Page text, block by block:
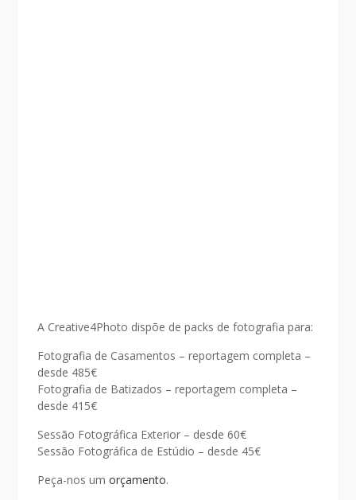
A Creative4Photo dispõe de packs de fotografia para:
Fotografia de Casamentos – reportagem completa –
desde 485€
Fotografia de Batizados – reportagem completa –
desde 415€
Sessão Fotográfica Exterior – desde 60€
Sessão Fotográfica de Estúdio – desde 45€
Peça-nos um orçamento.